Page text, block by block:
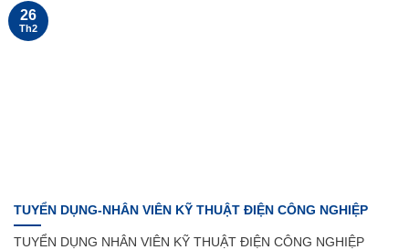
TUYỂN DỤNG-NHÂN VIÊN KỸ THUẬT ĐIỆN CÔNG NGHIỆP
TUYỂN DỤNG NHÂN VIÊN KỸ THUẬT ĐIỆN CÔNG NGHIỆP
26
Th2